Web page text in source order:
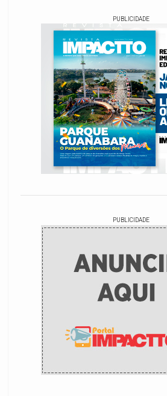
PUBLICIDADE
PUBLICIDADE